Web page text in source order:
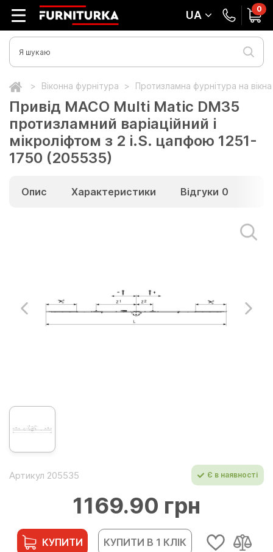
UA 0
Віконна фурнітура Протизламна фурнітура на
Привід МАСО Multi Matic DM35
протизламний варіаційний і
мікроліфтом з 2 i.S. цапфою 1251-
1750 (205535)
Опис Характеристики Відгуки 0
Артикул 205535 Є в наявності
1169.90 грн
КУПИТИ КУПИТИ В 1 КЛІК